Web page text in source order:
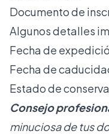
Documento de
Algunos detalles
Fecha de
Fecha de
Estado de
Consejo
minuciosa de tus